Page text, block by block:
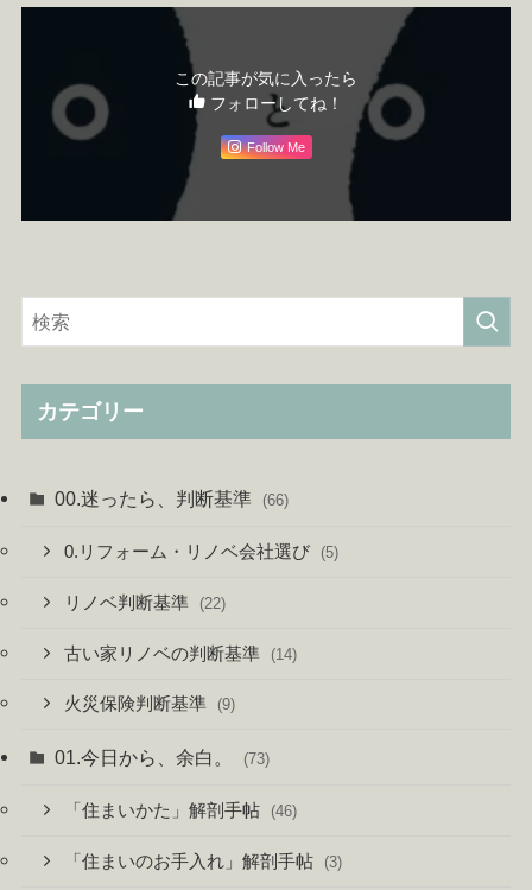
この記事が気に入ったら
フォローしてね！
Follow Me
カテゴリー
00.迷ったら、判断基準 (66)
0.リフォーム・リノベ会社選び (5)
リノベ判断基準 (22)
古い家リノベの判断基準 (14)
火災保険判断基準 (9)
01.今日から、余白。 (73)
「住まいかた」解剖手帖 (46)
「住まいのお手入れ」解剖手帖 (3)